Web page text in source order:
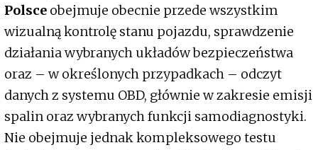
Polsce obejmuje obecnie przede wszystkim
wizualną kontrolę stanu pojazdu, sprawdzenie
działania wybranych układów bezpieczeństwa
oraz – w określonych przypadkach – odczyt
danych z systemu OBD, głównie w zakresie emisji
spalin oraz wybranych funkcji samodiagnostyki.
Nie obejmuje jednak kompleksowego testu